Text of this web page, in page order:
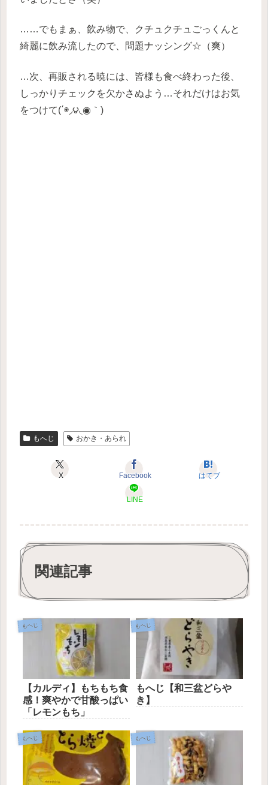
……でもまぁ、飲み物で、クチュクチュごっくんと
綺麗に飲み流したので、問題ナッシング☆（爽）
…次、再販される暁には、皆様も食べ終わった後、
しっかりチェックを欠かさぬよう…それだけはお気
をつけて(΄◉◞౪◟◉｀)
もへじ おかき・あられ
X Facebook はてブ
LINE
関連記事
もへじ
【カルディ】もちもち食
感！爽やかで甘酸っぱい
「レモンもち」
もへじ
もへじ【和三盆どらや
き】
もへじ もへじ